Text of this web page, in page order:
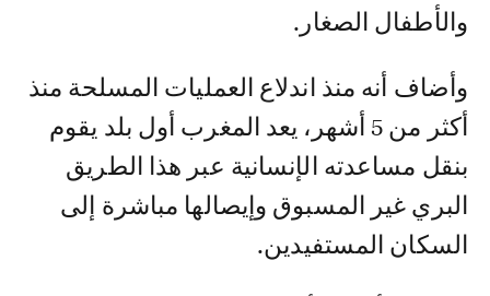
والأطفال الصغار.
وأضاف أنه منذ اندلاع العمليات المسلحة منذ
أكثر من 5 أشهر، يعد المغرب أول بلد يقوم
بنقل مساعدته الإنسانية عبر هذا الطريق
البري غير المسبوق وإيصالها مباشرة إلى
السكان المستفيدين.